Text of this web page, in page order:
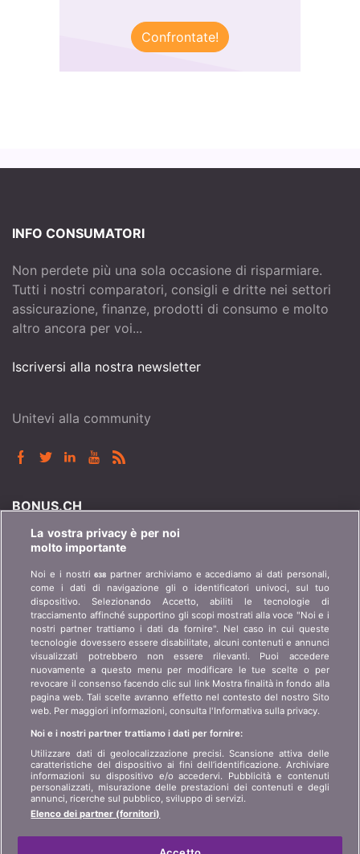
Confrontate!
INFO CONSUMATORI
Non perdete più una sola occasione di risparmiare.
Tutti i nostri comparatori, consigli e dritte nei settori
assicurazione, finanze, prodotti di consumo e molto
altro ancora per voi...
Iscriversi alla nostra newsletter
Unitevi alla community
BONUS.CH
Chi è bonus.ch? Come funzionano i comparatori?
Chi siamo?
Contatto
Pubblicità
Affiliazione
Partner
Stampa
informazioni per i clienti
art 45 LSA
Protezione dei dati
Informazioni giuridiche
Mappa del sito
LINGUA
FR IT
La vostra privacy è per noi
molto importante
Noi e i nostri638 partner archiviamo e accediamo ai dati personali,
come i dati di navigazione gli o identificatori univoci, sul tuo
dispositivo. Selezionando Accetto, abiliti le tecnologie di
tracciamento affinché supportino gli scopi mostrati alla voce "Noi e i
nostri partner trattiamo i dati da fornire". Nel caso in cui queste
tecnologie dovessero essere disabilitate, alcuni contenuti e annunci
visualizzati potrebbero non essere rilevanti. Puoi accedere
nuovamente a questo menu per modificare le tue scelte o per
revocare il consenso facendo clic sul link Mostra finalità in fondo alla
pagina web. Tali scelte avranno effetto nel contesto del nostro Sito
web. Per maggiori informazioni, consulta l'Informativa sulla privacy.
Noi e i nostri partner trattiamo i dati per fornire:
Utilizzare dati di geolocalizzazione precisi. Scansione attiva delle
caratteristiche del dispositivo ai fini dell’identificazione. Archiviare
informazioni su dispositivo e/o accedervi. Pubblicità e contenuti
personalizzati, misurazione delle prestazioni dei contenuti e degli
annunci, ricerche sul pubblico, sviluppo di servizi.
Elenco dei partner (fornitori)